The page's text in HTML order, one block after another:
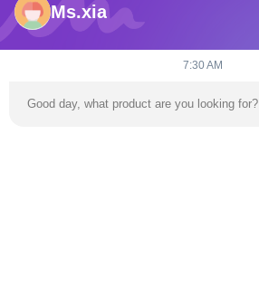
Ms.xia
7:30 AM
Good day, what product are you looking for?